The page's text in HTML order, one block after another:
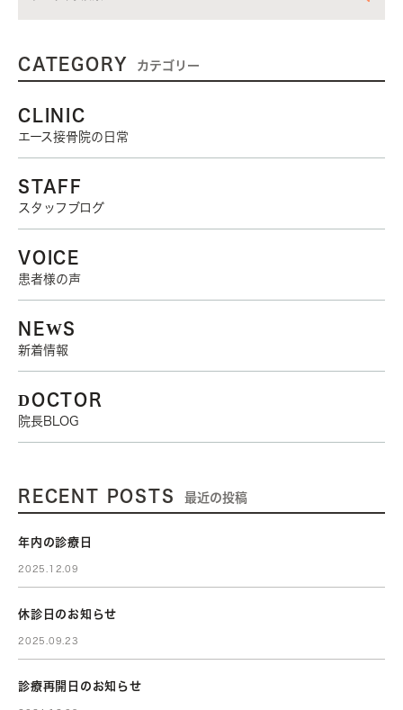
CATEGORY カテゴリー
CLINIC
エース接骨院の日常
STAFF
スタッフブログ
VOICE
患者様の声
NEWS
新着情報
DOCTOR
院長BLOG
RECENT POSTS 最近の投稿
年内の診療日
2025.12.09
休診日のお知らせ
2025.09.23
診療再開日のお知らせ